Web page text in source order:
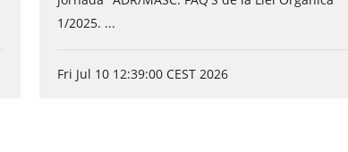
1/2025. ...
Fri Jul 10 12:39:00 CEST 2026